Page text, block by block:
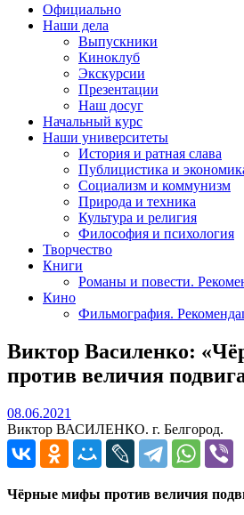
Официально
Наши дела
Выпускники
Киноклуб
Экскурсии
Презентации
Наш досуг
Начальный курс
Наши университеты
История и ратная слава
Публицистика и
Социализм и коммунизм
Природа и техника
Культура и религия
Философия и психология
Творчество
Книги
Романы и повести.
Кино
Фильмография.
Виктор Василенко:
против величия
08.06.2021
Виктор ВАСИЛЕНКО. г. Белгород.
Чёрные мифы против величия